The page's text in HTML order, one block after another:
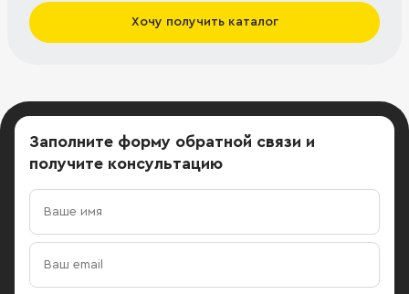
Хочу получить каталог
Заполните форму обратной связи и
получите консультацию